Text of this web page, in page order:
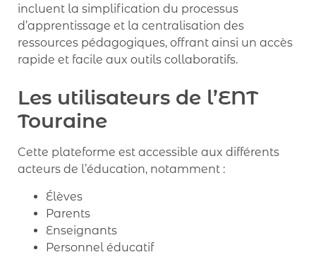
incluent la simplification du processus
d’apprentissage et la centralisation des
ressources pédagogiques, offrant ainsi un accès
rapide et facile aux outils collaboratifs.
Les utilisateurs de l’ENT
Touraine
Cette plateforme est accessible aux différents
acteurs de l’éducation, notamment :
Élèves
Parents
Enseignants
Personnel éducatif